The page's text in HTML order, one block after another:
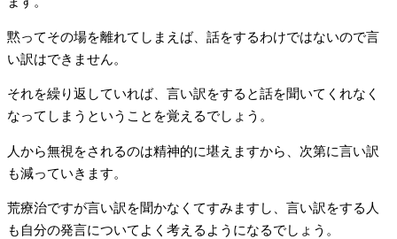
黙ってその場を離れてしまえば、話をするわけではないので言
い訳はできません。
それを繰り返していれば、言い訳をすると話を聞いてくれなく
なってしまうということを覚えるでしょう。
人から無視をされるのは精神的に堪えますから、次第に言い訳
も減っていきます。
荒療治ですが言い訳を聞かなくてすみますし、言い訳をする人
も自分の発言についてよく考えるようになるでしょう。